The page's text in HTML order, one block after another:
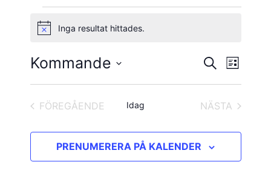
Evenemang
Notis Inga resultat hittades.
Search
and
Views
SÖK LISTA
Kommande
Välj
FÖREGÅENDE
Idag
NÄSTA
PRENUMERERA PÅ KALENDER